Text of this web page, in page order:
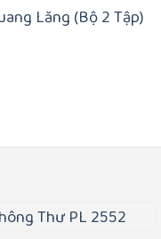
Lăng (Bộ 2 Tập)